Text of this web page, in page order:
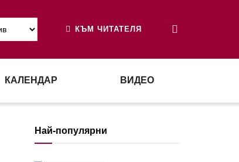
КЪМ ЧИТАТЕЛЯ
КАЛЕНДАР ВИДЕО
Най-популярни